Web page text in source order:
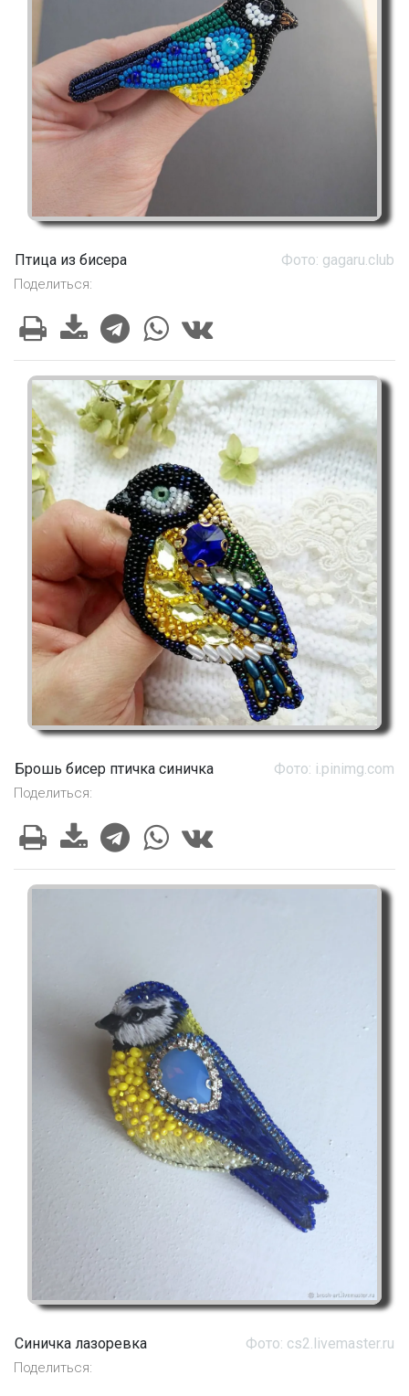
Птица из бисера Фото: gagaru.club
Поделиться:
Брошь бисер птичка синичка Фото: i.pinimg.com
Поделиться:
Синичка лазоревка Фото: cs2.livemaster.ru
Поделиться: